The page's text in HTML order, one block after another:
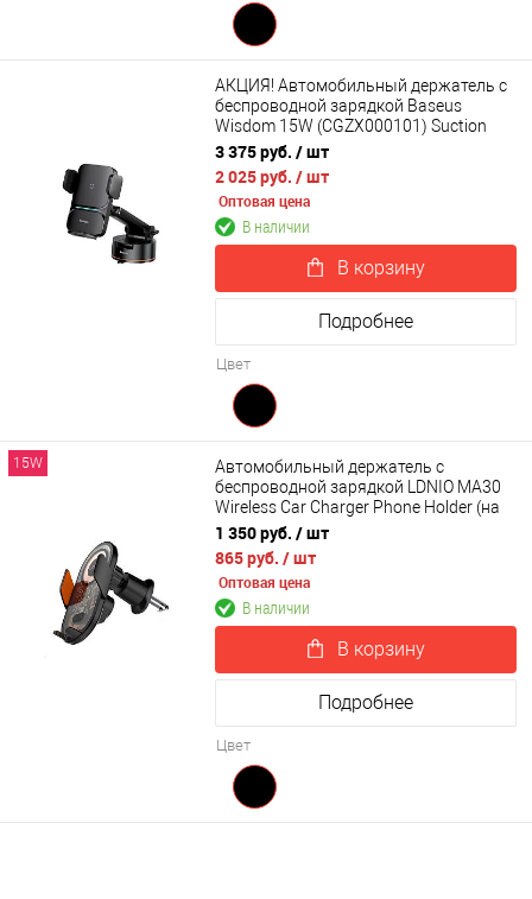
АКЦИЯ! Автомобильный держатель с
беспроводной зарядкой Baseus
Wisdom 15W (CGZX000101) Suction
base
3 375 руб. / шт
2 025 руб. / шт
Оптовая цена
В наличии
В корзину
Подробнее
Цвет
15W
Автомобильный держатель с
беспроводной зарядкой LDNIO MA30
Wireless Car Charger Phone Holder (на
воздуховод)
1 350 руб. / шт
865 руб. / шт
Оптовая цена
В наличии
В корзину
Подробнее
Цвет